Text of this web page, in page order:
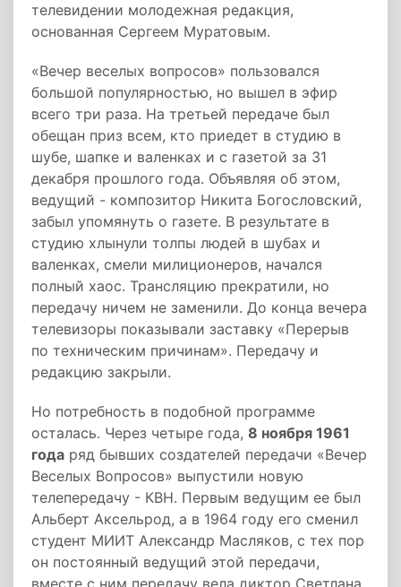
телевидении молодежная редакция,
основанная Сергеем Муратовым.
«Вечер веселых вопросов» пользовался
большой популярностью, но вышел в эфир
всего три раза. На третьей передаче был
обещан приз всем, кто приедет в студию в
шубе, шапке и валенках и с газетой за 31
декабря прошлого года. Объявляя об этом,
ведущий - композитор Никита Богословский,
забыл упомянуть о газете. В результате в
студию хлынули толпы людей в шубах и
валенках, смели милиционеров, начался
полный хаос. Трансляцию прекратили, но
передачу ничем не заменили. До конца вечера
телевизоры показывали заставку «Перерыв
по техническим причинам». Передачу и
редакцию закрыли.
Но потребность в подобной программе
осталась. Через четыре года, 8 ноября 1961
года ряд бывших создателей передачи «Вечер
Веселых Вопросов» выпустили новую
телепередачу - КВН. Первым ведущим ее был
Альберт Аксельрод, а в 1964 году его сменил
студент МИИТ Александр Масляков, с тех пор
он постоянный ведущий этой передачи,
вместе с ним передачу вела диктор Светлана